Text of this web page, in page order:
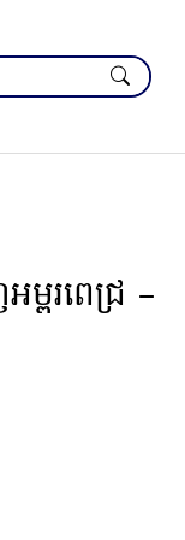
ពរពេជ្រ –